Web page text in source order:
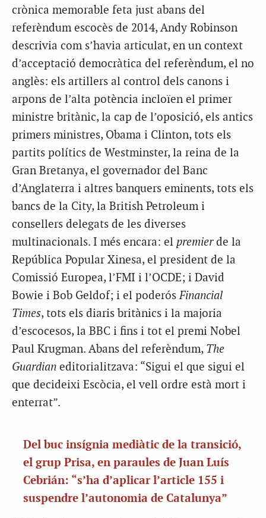
crònica memorable feta just abans del
referèndum escocès de 2014, Andy Robinson
descrivia com s’havia articulat, en un context
d’acceptació democràtica del referèndum, el no
anglès: els artillers al control dels canons i
arpons de l’alta potència incloïen el primer
ministre britànic, la cap de l’oposició, els antics
primers ministres, Obama i Clinton, tots els
partits polítics de Westminster, la reina de la
Gran Bretanya, el governador del Banc
d’Anglaterra i altres banquers eminents, tots els
bancs de la City, la British Petroleum i
consellers delegats de les diverses
multinacionals. I més encara: el premierde la
República Popular Xinesa, el president de la
Comissió Europea, l’FMI i l’OCDE; i David
Bowie i Bob Geldof; i el poderósFinancial
Times, tots els diaris britànics i la majoria
d’escocesos, la BBC i fins i tot el premi Nobel
Paul Krugman. Abans del referèndum, The
Guardian editorialitzava: “Sigui el que sigui el
que decideixi Escòcia, el vell ordre està mort i
enterrat”.
Del buc insígnia mediàtic de la transició,
el grup Prisa, en paraules de Juan Luís
Cebrián: “s’ha d’aplicar l’article 155 i
suspendre l’autonomia de Catalunya”